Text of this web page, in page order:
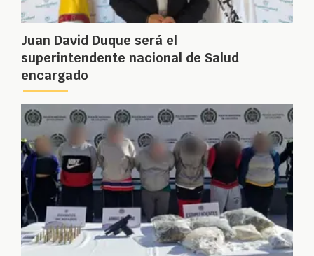
Juan David Duque será el
superintendente nacional de Salud
encargado